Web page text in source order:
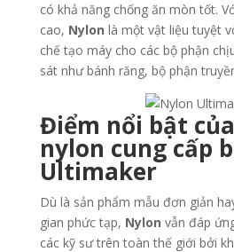
có khả năng chống ăn mòn tốt.
cao, Nylon là một vật liệu tuyệt
chế tạo máy cho các bộ phận
sát như bánh răng, bộ phận
Điểm nổi bật
nylon cung cấp
Ultimaker
Dù là sản phẩm mẫu đơn giản
gian phức tạp, Nylon vẫn đáp
các kỹ sư trên toàn thế giới bởi